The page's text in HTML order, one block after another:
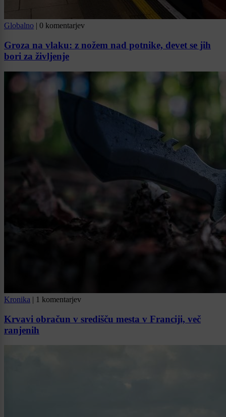
Globalno | 0 komentarjev
Groza na vlaku: z nožem nad potnike, devet se jih
bori za življenje
Kronika | 1 komentarjev
Krvavi obračun v središču mesta v Franciji, več
ranjenih